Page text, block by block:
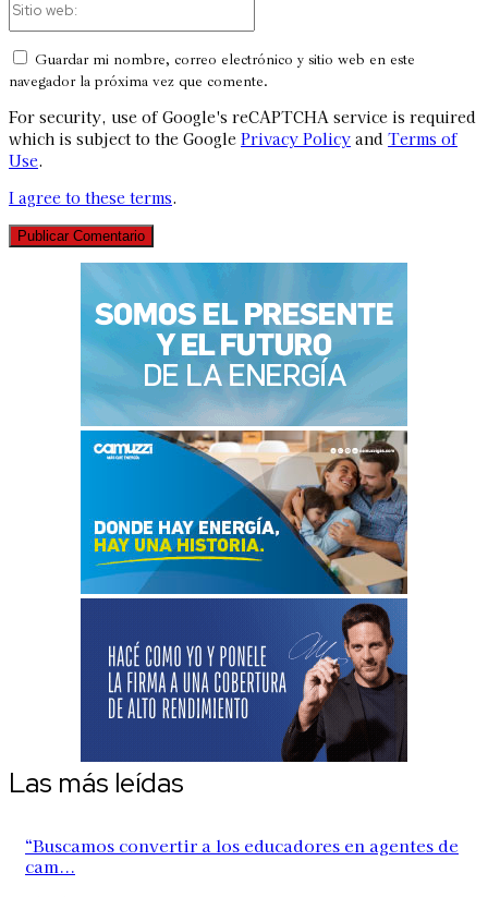
Guardar mi nombre, correo electrónico y sitio web en este
navegador la próxima vez que comente.
For security, use of Google's reCAPTCHA service is required
which is subject to the Google Privacy Policy and Terms of
Use.
I agree to these terms.
Las más leídas
“Buscamos convertir a los educadores en agentes de
cam...